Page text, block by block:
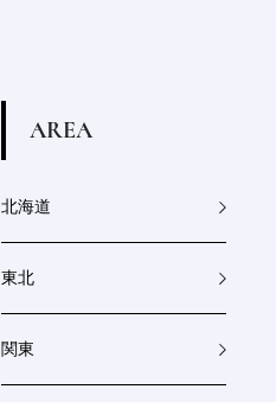
AREA
北海道
東北
関東